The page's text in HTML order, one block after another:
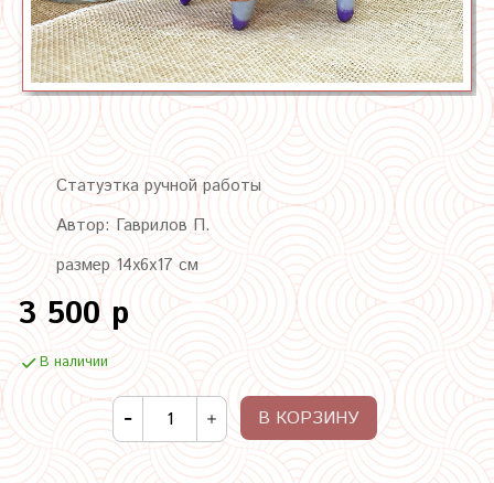
Статуэтка ручной работы
Автор: Гаврилов П.
размер 14х6х17 см
3 500 р
В наличии
В КОРЗИНУ